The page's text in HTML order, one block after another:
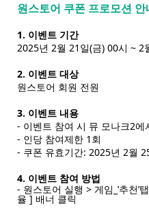
원스토어 쿠폰 프로모션 안
1. 이벤트 기간
2025년 2월 21일(금) 00시 ~ 2
2. 이벤트 대상
원스토어 회원 전원
3. 이벤트 내용
- 이벤트 참여 시 뮤 모나크2
- 인당 참여제한 1회
- 쿠폰 유효기간: 2025년 2월
4. 이벤트 참여 방법
- 원스토어 실행 > 게임_’추천
율 ] 배너 클릭